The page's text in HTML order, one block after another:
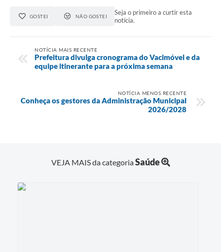
GOSTEI NÃO GOSTEI
Seja o primeiro a curtir esta
notícia.
NOTÍCIA MAIS RECENTE
Prefeitura divulga cronograma do Vacimóvel e da
equipe itinerante para a próxima semana
NOTÍCIA MENOS RECENTE
Conheça os gestores da Administração Municipal
2026/2028
VEJA MAIS da categoriaSaúde